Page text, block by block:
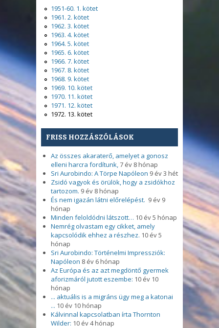
1951-60. 1. kötet
1961. 2. kötet
1962. 3. kötet
1963. 4. kötet
1964. 5. kötet
1965. 6. kötet
1966. 7. kötet
1967. 8. kötet
1968. 9. kötet
1969. 10. kötet
1970. 11. kötet
1971. 12. kötet
1972. 13. kötet
FRISS HOZZÁSZÓLÁSOK
Az összes akaraterő, amelyet a gonosz
elleni harcra fordítunk,7 év 8 hónap
Sri Aurobindo: A Törpe Napóleon 9 év 3 hét
Zsidó vagyok és örülök, hogy a zsidókhoz
tartozom. 9 év 8 hónap
És nem igazán látni előrelépést. 9 év 9
hónap
Minden feloldódni látszott… 10 év 5 hónap
Nemrég olvastam egy cikket, amely
kapcsolódik ehhez a részhez. 10 év 5
hónap
Sri Aurobindo: Történelmi Impressziók:
Napóleon 8 év 6 hónap
Az Európa és az azt megdöntő gyermek
aforizmáról jutott eszembe: 10 év 10
hónap
... aktuális is a migráns ügy meg a katonai
... 10 év 10 hónap
Kálvinnal kapcsolatban írta Thornton
Wilder: 10 év 4 hónap